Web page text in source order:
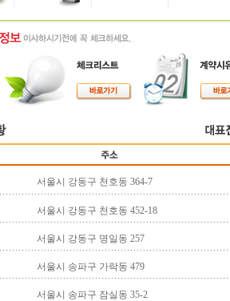
서울시 강동구 천호동 364-7
서울시 강동구 천호동 452-18
서울시 강동구 명일동 257
서울시 송파구 가락동 479
서울시 송파구 잠실동 35-2